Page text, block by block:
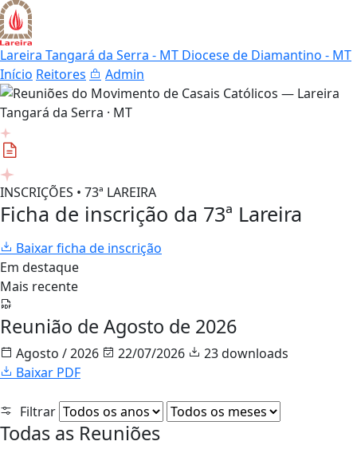
Lareira Tangará da Serra - MT Diocese de Diamantino - MT
Início Reitores Admin
INSCRIÇÕES • 73ª LAREIRA
Ficha de inscrição da 73ª Lareira
Baixar ficha de inscrição
Em destaque
Mais recente
Reunião de Agosto de 2026
Agosto / 2026 22/07/2026
23 downloads
Baixar PDF
Filtrar
Todas as Reuniões